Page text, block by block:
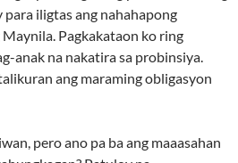
para iligtas ang nahahapong
Pagkakataon ko ring
anak na nakatira sa probinsiya.
ang maraming obligasyon
pero ano pa ba ang maaasahan